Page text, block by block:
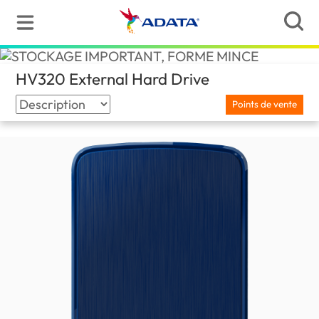
HV320 External Hard Drive(Canada)
Points de vente